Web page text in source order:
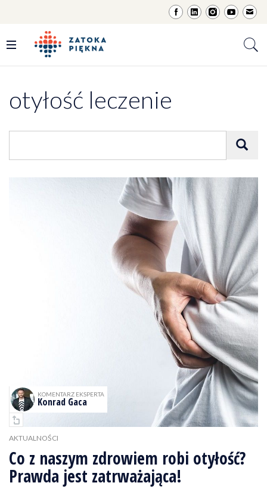
otyłość leczenie
KOMENTARZ EKSPERTA
Konrad Gaca
AKTUALNOŚCI
Co z naszym zdrowiem robi otyłość?
Prawda jest zatrważająca!